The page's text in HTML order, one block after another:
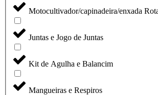
Motocultivador/capinadeira/enxada
Juntas e Jogo de Juntas
Kit de Agulha e Balancim
Mangueiras e Respiros